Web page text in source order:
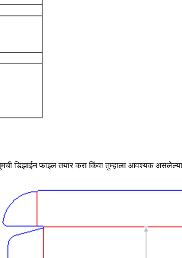
डिझाईन फाइल तयार करा किंवा तुम्हाला आवश्यक